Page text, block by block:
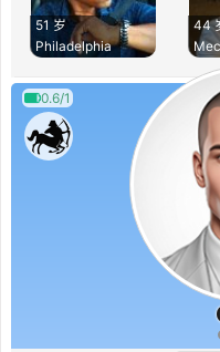
51 岁
Philadelphia
44
0.6/1